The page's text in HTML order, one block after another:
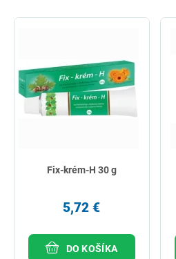
Fix-krém-H 30 g
5,72 €
DO KOŠÍKA